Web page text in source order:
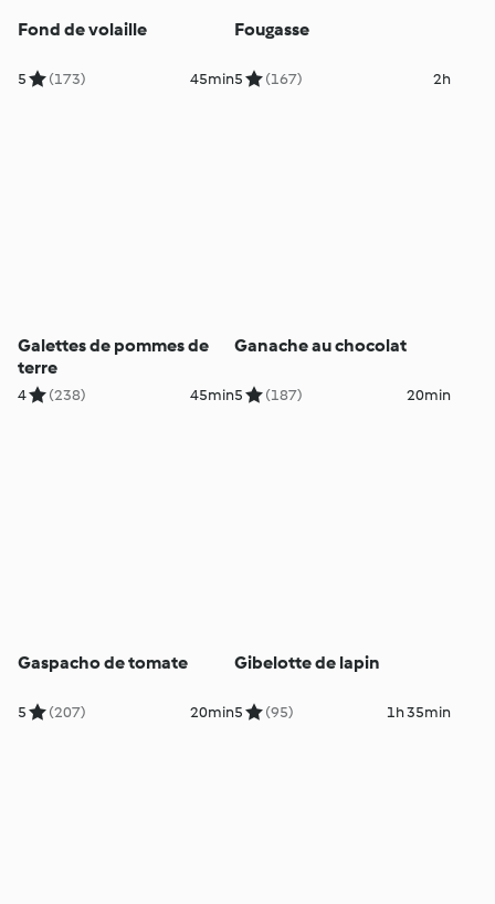
Fond de volaille
5 (173) 45min
Fougasse
5 (167) 2h
Galettes de pommes de
terre
4 (238) 45min
Ganache au chocolat
5 (187) 20min
Gaspacho de tomate
5 (207) 20min
Gibelotte de lapin
5 (95) 1h 35min